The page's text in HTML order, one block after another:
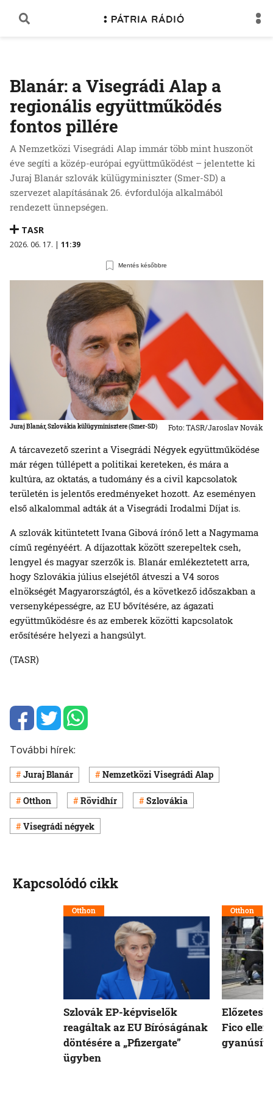
Blanár: a Visegrádi Alap a
regionális együttműködés
fontos pillére
A Nemzetközi Visegrádi Alap immár több mint huszonöt
éve segíti a közép-európai együttműködést – jelentette ki
Juraj Blanár szlovák külügyminiszter (Smer-SD) a
szervezet alapításának 26. évfordulója alkalmából
rendezett ünnepségen.
TASR
2026. 06. 17. | 11:39
Mentés későbbre
Juraj Blanár, Szlovákia külügyminisztere (Smer-SD) Foto: TASR/Jaroslav Novák
A tárcavezető szerint a Visegrádi Négyek együttműködése
már régen túllépett a politikai kereteken, és mára a
kultúra, az oktatás, a tudomány és a civil kapcsolatok
területén is jelentős eredményeket hozott. Az eseményen
első alkalommal adták át a Visegrádi Irodalmi Díjat is.
A szlovák kitüntetett Ivana Gibová írónő lett a Nagymama
című regényéért. A díjazottak között szerepeltek cseh,
lengyel és magyar szerzők is. Blanár emlékeztetett arra,
hogy Szlovákia július elsejétől átveszi a V4 soros
elnökségét Magyarországtól, és a következő időszakban a
versenyképességre, az EU bővítésére, az ágazati
együttműködésre és az emberek közötti kapcsolatok
erősítésére helyezi a hangsúlyt.
(TASR)
További hírek:
Juraj Blanár Nemzetközi Visegrádi Alap
Otthon Rövidhír Szlovákia
Visegrádi négyek
Kapcsolódó cikk
Otthon
Szlovák EP-képviselők
reagáltak az EU Bíróságának
döntésére a „Pfizergate”
ügyben
Otthon
Fico